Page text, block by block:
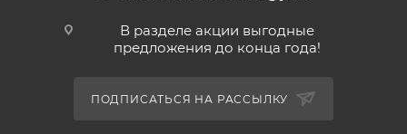
В разделе акции выгодные
предложения до конца года!
ПОДПИСАТЬСЯ НА РАССЫЛКУ